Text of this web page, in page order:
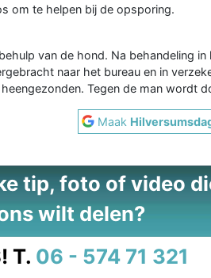
om te helpen bij de opsporing.
van de hond. Na behandeling
naar het bureau en in
Tegen de man wordt
Maak
tip, foto of video
wilt delen?
T. 06 - 574 71 321